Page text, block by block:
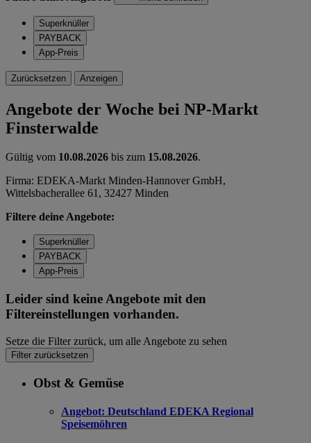
Superknüller
PAYBACK
App-Preis
Zurücksetzen Anzeigen
Angebote der Woche bei NP-Markt
Finsterwalde
Gültig vom 10.08.2026 bis zum 15.08.2026.
Firma: EDEKA-Markt Minden-Hannover GmbH,
Wittelsbacherallee 61, 32427 Minden
Filtere deine Angebote:
Superknüller
PAYBACK
App-Preis
Leider sind keine Angebote mit den
Filtereinstellungen vorhanden.
Setze die Filter zurück, um alle Angebote zu sehen
Filter zurücksetzen
Obst & Gemüse
Angebot: Deutschland EDEKA Regional
Speisemöhren